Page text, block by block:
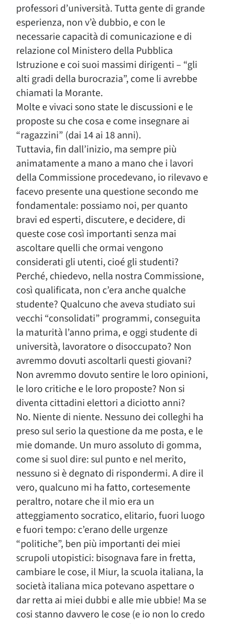
professori d’università. Tutta gente di grande
esperienza, non v’è dubbio, e con le
necessarie capacità di comunicazione e di
relazione col Ministero della Pubblica
Istruzione e coi suoi massimi dirigenti – “gli
alti gradi della burocrazia”, come li avrebbe
chiamati la Morante.
Molte e vivaci sono state le discussioni e le
proposte su che cosa e come insegnare ai
“ragazzini” (dai 14 ai 18 anni).
Tuttavia, fin dall’inizio, ma sempre più
animatamente a mano a mano che i lavori
della Commissione procedevano, io rilevavo e
facevo presente una questione secondo me
fondamentale: possiamo noi, per quanto
bravi ed esperti, discutere, e decidere, di
queste cose così importanti senza mai
ascoltare quelli che ormai vengono
considerati gli utenti, cioé gli studenti?
Perché, chiedevo, nella nostra Commissione,
così qualificata, non c’era anche qualche
studente? Qualcuno che aveva studiato sui
vecchi “consolidati” programmi, conseguita
la maturità l’anno prima, e oggi studente di
università, lavoratore o disoccupato? Non
avremmo dovuti ascoltarli questi giovani?
Non avremmo dovuto sentire le loro opinioni,
le loro critiche e le loro proposte? Non si
diventa cittadini elettori a diciotto anni?
No. Niente di niente. Nessuno dei colleghi ha
preso sul serio la questione da me posta, e le
mie domande. Un muro assoluto di gomma,
come si suol dire: sul punto e nel merito,
nessuno si è degnato di rispondermi. A dire il
vero, qualcuno mi ha fatto, cortesemente
peraltro, notare che il mio era un
atteggiamento socratico, elitario, fuori luogo
e fuori tempo: c’erano delle urgenze
“politiche”, ben più importanti dei miei
scrupoli utopistici: bisognava fare in fretta,
cambiare le cose, il Miur, la scuola italiana, la
società italiana mica potevano aspettare o
dar retta ai miei dubbi e alle mie ubbie! Ma se
cosi stanno davvero le cose (e io non lo credo